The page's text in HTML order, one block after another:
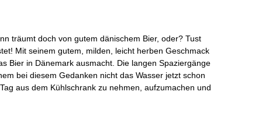
träumt doch von gutem dänischem Bier, oder? Tust
Mit seinem gutem, milden, leicht herben Geschmack
Bier in Dänemark ausmacht. Die langen Spaziergänge
bei diesem Gedanken nicht das Wasser jetzt schon
aus dem Kühlschrank zu nehmen, aufzumachen und